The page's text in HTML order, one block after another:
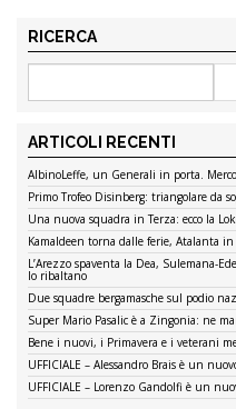
RICERCA
ARTICOLI RECENTI
AlbinoLeffe, un Generali in porta.
Primo Trofeo Disinberg: triangolare da
Una nuova squadra in Terza: ecco la
Kamaldeen torna dalle ferie, Atalanta
L’Arezzo spaventa la Dea, Sulemana-
lo ribaltano
Due squadre bergamasche sul podio
Super Mario Pasalic è a Zingonia: ne
Bene i nuovi, i Primavera e i veterani
UFFICIALE – Alessandro Brais è un
UFFICIALE – Lorenzo Gandolfi è un